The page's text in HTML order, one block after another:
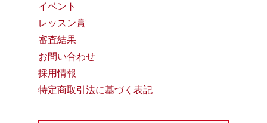
イベント
レッスン賞
審査結果
お問い合わせ
採用情報
特定商取引法に基づく表記